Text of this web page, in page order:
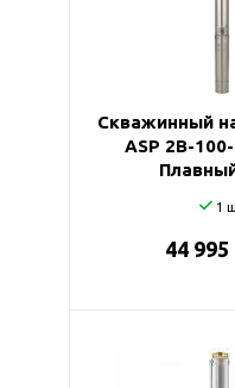
Джилекс
Скважинный
ASP 2B-
1
44 995